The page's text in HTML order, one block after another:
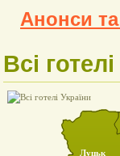
Анонси та
Всі
Луцьк